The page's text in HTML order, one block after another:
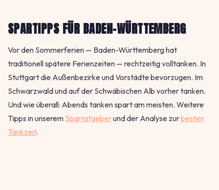
SPARTIPPS FÜR BADEN-WÜRTTEMBERG
Vor den Sommerferien — Baden-Württemberg hat
traditionell spätere Ferienzeiten — rechtzeitig volltanken. In
Stuttgart die Außenbezirke und Vorstädte bevorzugen. Im
Schwarzwald und auf der Schwäbischen Alb vorher tanken.
Und wie überall: Abends tanken spart am meisten. Weitere
Tipps in unserem Sparratgeberund der Analyse zurbesten
Tankzeit.